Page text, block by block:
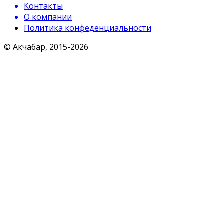
Контакты
О компании
Политика конфеденциальности
© Акчабар, 2015-2026